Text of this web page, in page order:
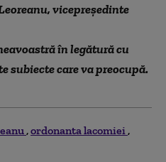
vicepreședinte
în legătură cu
subiecte care va preocupă.
ordonanta lacomiei